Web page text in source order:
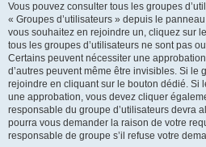
Vous pouvez consulter tous les groupes
« Groupes d’utilisateurs » depuis le
vous souhaitez en rejoindre un, cliquez sur
tous les groupes d’utilisateurs ne sont pas
Certains peuvent nécessiter une
d’autres peuvent même être invisibles. Si le
rejoindre en cliquant sur le bouton dédié. Si
une approbation, vous devez cliquer
responsable du groupe d’utilisateurs devra
pourra vous demander la raison de votre
responsable de groupe s’il refuse votre